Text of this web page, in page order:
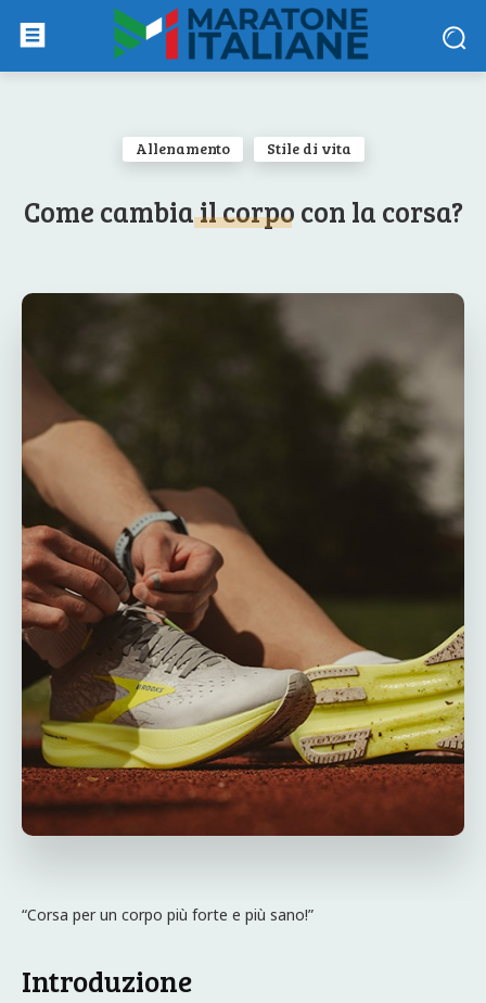
Allenamento Stile di vita
Come cambia il corpo con la corsa?
“Corsa per un corpo più forte e più sano!”
Introduzione